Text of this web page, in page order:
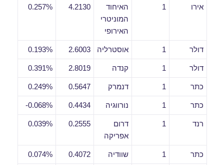
אירו 1
האיחוד
המוניטרי
האירופי
4.2130
0.257%
דולר 1 אוסטרליה 2.6003
0.193%
דולר 1 קנדה 2.8019
0.391%
כתר 1 דנמרק 0.5647
0.249%
כתר 1 נורווגיה 0.4434
0.068%-
רנד 1
דרום
אפריקה
0.2555
0.039%
כתר 1 שוודיה 0.4072
0.074%